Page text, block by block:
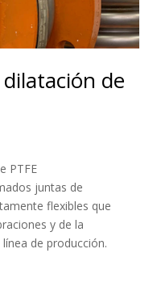
de
PTFE
juntas de
flexibles que
y de la
de producción.